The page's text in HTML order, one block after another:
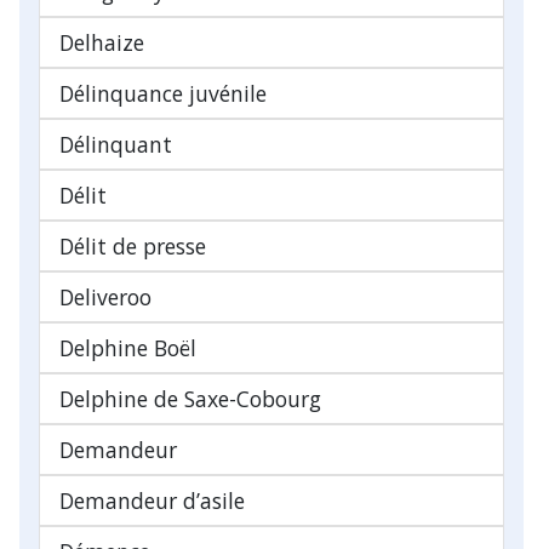
Delhaize
Délinquance juvénile
Délinquant
Délit
Délit de presse
Deliveroo
Delphine Boël
Delphine de Saxe-Cobourg
Demandeur
Demandeur d’asile